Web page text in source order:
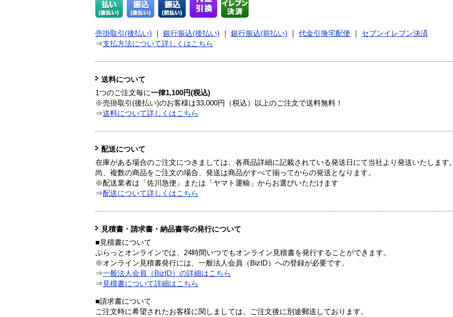
売掛取引(後払い) 銀行振込(後払い) 銀行振込(前払い) 代金引換宅配便
セブンイレブン決済
⇒支払方法について詳しくはこちら
送料について
1つのご注文毎に一律1,100円(税込)
※売掛取引(後払い)のお客様は33,000円（税込）以上のご注文で送料無料！
⇒送料について詳しくはこちら
配送について
在庫がある場合のご注文につきましては、各商品詳細に記載されている発送日にて当社より発送いたします。
尚、複数の商品をご注文の場合、発送は商品がすべて揃ってからの発送となります。
※配送業者は「佐川急便」または「ヤマト運輸」からお選びいただけます
⇒配送について詳しくはこちら
見積書・請求書・納品書等の発行について
■見積書について
ぷらっとオンラインでは、24時間いつでもオンライン見積書を発行することができます。
※オンライン見積書発行には、一般法人会員（BizID）への登録が必要です。
⇒一般法人会員（BizID）の詳細はこちら
⇒ 見積書について詳細はこちら
■請求書について
ご注文時に希望されたお客様に関しましては、ご注文後に別途郵送しております。